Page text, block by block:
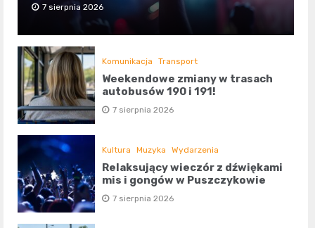
7 sierpnia 2026
Komunikacja Transport
Weekendowe zmiany w trasach
autobusów 190 i 191!
7 sierpnia 2026
Kultura Muzyka Wydarzenia
Relaksujący wieczór z dźwiękami
mis i gongów w Puszczykowie
7 sierpnia 2026